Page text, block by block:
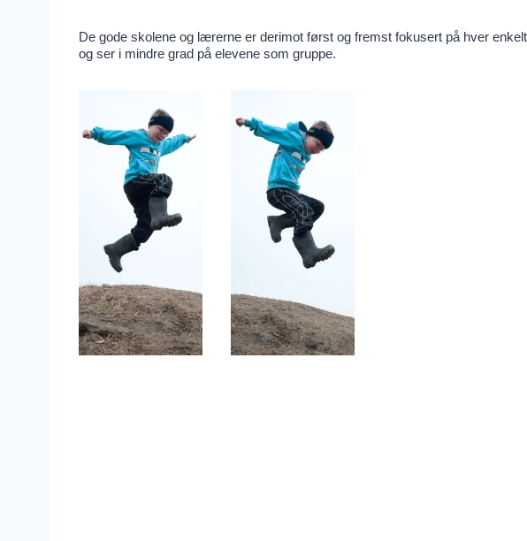
De gode skolene og lærerne er derimot først og fremst fokusert på hver
og ser i mindre grad på elevene som gruppe.